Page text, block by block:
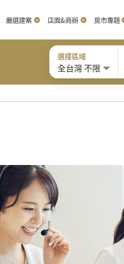
嚴選建案 店面&商辦 房市專題
選擇區域
全台灣 不限